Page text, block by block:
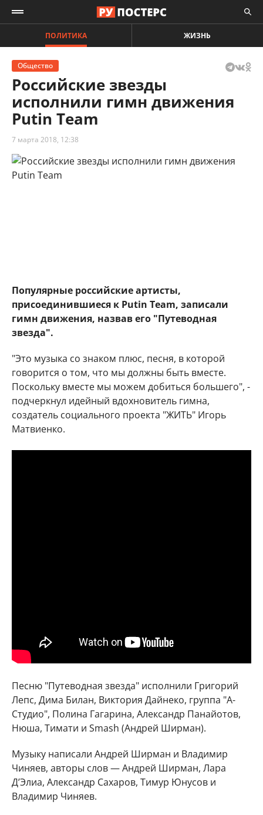
ПОЛИТИКА ЖИЗНЬ
Общество
Российские звезды
исполнили гимн движения
Putin Team
7 марта 2018, 12:38
Популярные российские артисты,
присоединившиеся к Putin Team, записали
гимн движения, назвав его "Путеводная
звезда".
"Это музыка со знаком плюс, песня, в которой
говорится о том, что мы должны быть вместе.
Поскольку вместе мы можем добиться большего", -
подчеркнул идейный вдохновитель гимна,
создатель социального проекта "ЖИТЬ" Игорь
Матвиенко.
Песню "Путеводная звезда" исполнили Григорий
Лепс, Дима Билан, Виктория Дайнеко, группа "А-
Студио", Полина Гагарина, Александр Панайотов,
Нюша, Тимати и Smash (Андрей Ширман).
Музыку написали Андрей Ширман и Владимир
Чиняев, авторы слов — Андрей Ширман, Лара
Д’Элиа, Александр Сахаров, Тимур Юнусов и
Владимир Чиняев.